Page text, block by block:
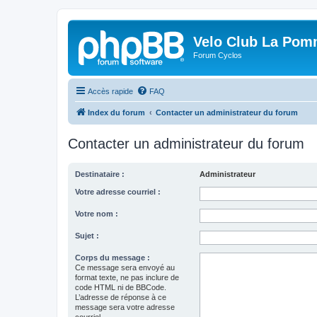
Velo Club La
Forum Cyclos
Accès rapide FAQ
Index du forum Contacter un administrateur du forum
Contacter un administrateur du forum
Destinataire : Administrateur
Votre adresse courriel :
Votre nom :
Sujet :
Corps du message :
Ce message sera envoyé au
format texte, ne pas inclure de
code HTML ni de BBCode.
L’adresse de réponse à ce
message sera votre adresse